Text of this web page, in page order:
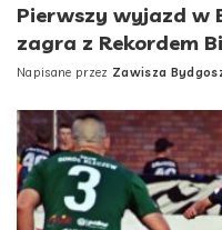
Pierwszy wyjazd w
zagra z Rekordem
Posted
Napisane przez Zawisza